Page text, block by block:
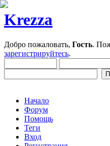
Krezza
Добро пожаловать, Гость.
зарегистрируйтесь.
Начало
Форум
Помощь
Теги
Вход